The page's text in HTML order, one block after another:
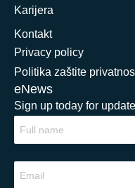
Karijera
Kontakt
Privacy policy
Politika zaštite
eNews
Sign up today for